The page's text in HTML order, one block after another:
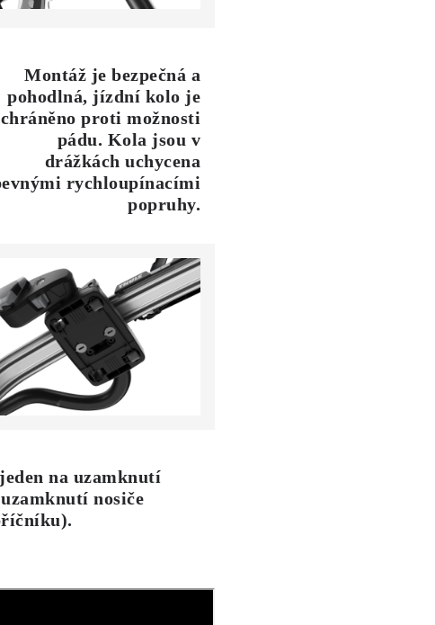
Montáž je bezpečná a
pohodlná, jízdní kolo je
chráněno proti možnosti
pádu. Kola jsou v
drážkách uchycena
rychloupínacími
popruhy.
na uzamknutí
nosiče